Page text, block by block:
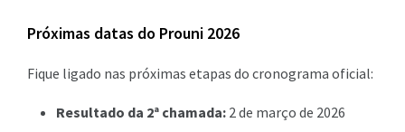
Próximas datas do Prouni 2026
Fique ligado nas próximas etapas do cronograma oficial:
Resultado da 2ª chamada: 2 de março de 2026